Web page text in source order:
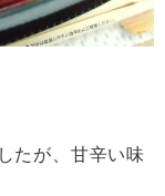
たが、甘辛い味